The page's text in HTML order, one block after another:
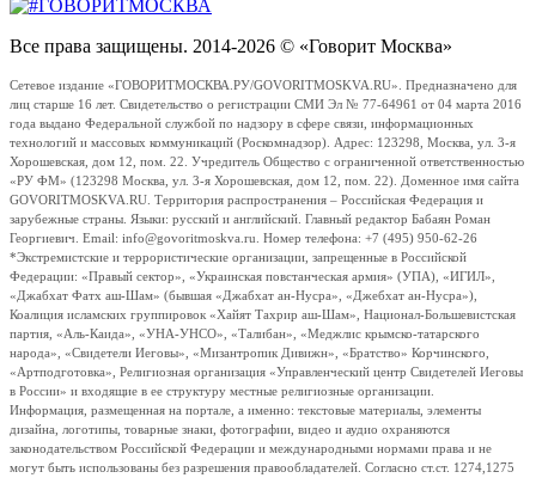
Все права защищены. 2014-2026 © «Говорит Москва»
Сетевое издание «ГОВОРИТМОСКВА.РУ/GOVORITMOSKVA.RU». Предназначено для
лиц старше 16 лет. Свидетельство о регистрации СМИ Эл № 77-64961 от 04 марта 2016
года выдано Федеральной службой по надзору в сфере связи, информационных
технологий и массовых коммуникаций (Роскомнадзор). Адрес: 123298, Москва, ул. 3-я
Хорошевская, дом 12, пом. 22. Учредитель Общество с ограниченной ответственностью
«РУ ФМ» (123298 Москва, ул. 3-я Хорошевская, дом 12, пом. 22). Доменное имя сайта
GOVORITMOSKVA.RU. Территория распространения – Российская Федерация и
зарубежные страны. Языки: русский и английский. Главный редактор Бабаян Роман
Георгиевич. Email: info@govoritmoskva.ru. Номер телефона: +7 (495) 950-62-26
*Экстремистские и террористические организации, запрещенные в Российской
Федерации: «Правый сектор», «Украинская повстанческая армия» (УПА), «ИГИЛ»,
«Джабхат Фатх аш-Шам» (бывшая «Джабхат ан-Нусра», «Джебхат ан-Нусра»),
Коалиция исламских группировок «Хайят Тахрир аш-Шам», Национал-Большевистская
партия, «Аль-Каида», «УНА-УНСО», «Талибан», «Меджлис крымско-татарского
народа», «Свидетели Иеговы», «Мизантропик Дивижн», «Братство» Корчинского,
«Артподготовка», Религиозная организация «Управленческий центр Свидетелей Иеговы
в России» и входящие в ее структуру местные религиозные организации.
Информация, размещенная на портале, а именно: текстовые материалы, элементы
дизайна, логотипы, товарные знаки, фотографии, видео и аудио охраняются
законодательством Российской Федерации и международными нормами права и не
могут быть использованы без разрешения правообладателей. Согласно ст.ст. 1274,1275